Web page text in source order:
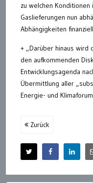
zu welchen
Gaslieferungen nun
Abhängigkeiten
+ „Darüber hinaus wird
den aufkommenden
Entwicklungsagenda
Übermittlung aller
Energie- und
Zurück